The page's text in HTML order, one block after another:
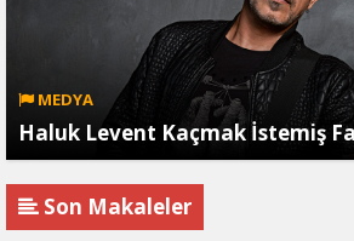
MEDYA
Haluk Levent Kaçmak İstemiş
Son Makaleler